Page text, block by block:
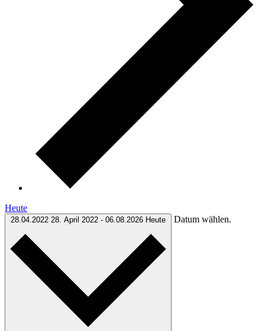
Heute
28.04.2022 28. April 2022 - 06.08.2026 Heute Datum wählen.